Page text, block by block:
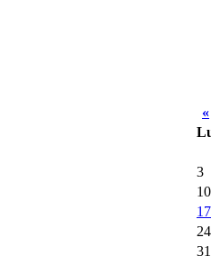
«
3
10
17
24
31